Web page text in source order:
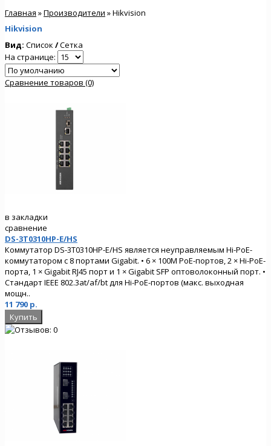
Главная »Производители » Hikvision
Hikvision
Вид: Список /Сетка
На странице:
Сравнение товаров (0)
в закладки
сравнение
DS-3T0310HP-E/HS
Коммутатор DS-3T0310HP-E/HS является неуправляемым Hi-PoE-
коммутатором с 8 портами Gigabit. • 6 × 100M PoE-портов, 2 × Hi-PoE-
порта, 1 × Gigabit RJ45 порт и 1 × Gigabit SFP оптоволоконный порт. •
Стандарт IEEE 802.3at/af/bt для Hi-PoE-портов (макс. выходная
мощн..
11 790 р.